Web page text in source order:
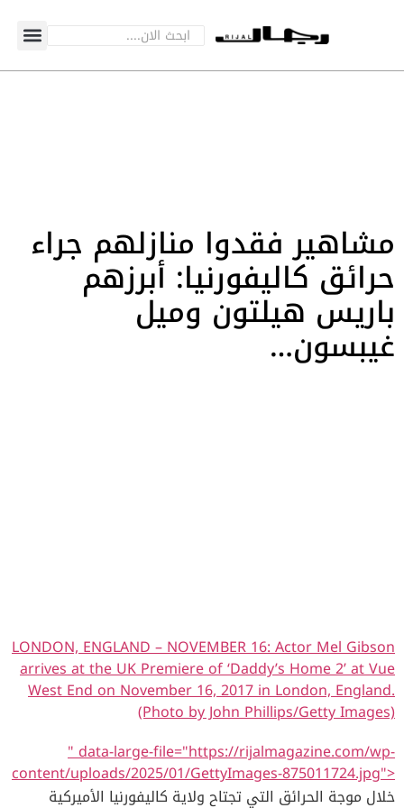
مشاهير فقدوا منازلهم جراء
حرائق كاليفورنيا: أبرزهم
باريس هيلتون وميل
غيبسون…
LONDON, ENGLAND – NOVEMBER 16: Actor Mel Gibson
arrives at the UK Premiere of ‘Daddy’s Home 2’ at Vue
West End on November 16, 2017 in London, England.
(Photo by John Phillips/Getty Images)
" data-large-file="https://rijalmagazine.com/wp-
content/uploads/2025/01/GettyImages-875011724.jpg">
خلال موجة الحرائق التي تجتاح ولاية كاليفورنيا الأميركية